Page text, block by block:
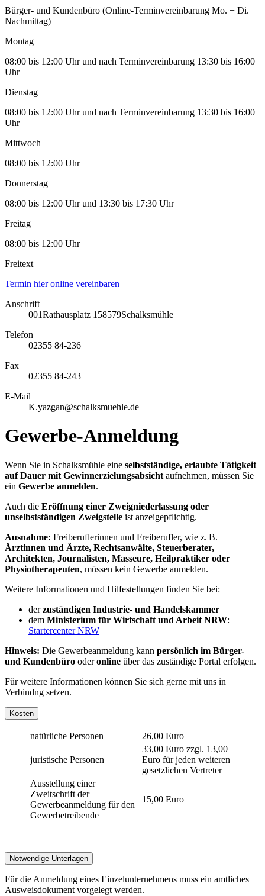
Bürger- und Kundenbüro (Online-Terminvereinbarung Mo. + Di.
Nachmittag)
Montag
08:00 bis 12:00 Uhr und nach Terminvereinbarung 13:30 bis 16:00
Uhr
Dienstag
08:00 bis 12:00 Uhr und nach Terminvereinbarung 13:30 bis 16:00
Uhr
Mittwoch
08:00 bis 12:00 Uhr
Donnerstag
08:00 bis 12:00 Uhr und 13:30 bis 17:30 Uhr
Freitag
08:00 bis 12:00 Uhr
Freitext
Termin hier online vereinbaren
Anschrift
001Rathausplatz 1 58579Schalksmühle
Telefon
02355 84-236
Fax
02355 84-243
E-Mail
K.yazgan@schalksmuehle.de
Gewerbe-Anmeldung
Wenn Sie in Schalksmühle eine selbstständige, erlaubte Tätigkeit
auf Dauer mit Gewinnerzielungsabsicht aufnehmen, müssen Sie
ein Gewerbe anmelden.
Auch die Eröffnung einer Zweigniederlassung oder
unselbstständigen Zweigstelle ist anzeigepflichtig.
Ausnahme: Freiberuflerinnen und Freiberufler, wie z. B.
Ärztinnen und Ärzte, Rechtsanwälte, Steuerberater,
Architekten, Journalisten, Masseure, Heilpraktiker oder
Physiotherapeuten, müssen kein Gewerbe anmelden.
Weitere Informationen und Hilfestellungen finden Sie bei:
derzuständigen Industrie- und Handelskammer
dem Ministerium für Wirtschaft und Arbeit NRW:
Startercenter NRW
Hinweis: Die Gewerbeanmeldung kann persönlich im Bürger-
und Kundenbüro oderonline über das zuständige Portal erfolgen.
Für weitere Informationen können Sie sich gerne mit uns in
Verbindng setzen.
Kosten
natürliche Personen 26,00 Euro
juristische Personen
33,00 Euro zzgl. 13,00
Euro für jeden weiteren
gesetzlichen Vertreter
Ausstellung einer
Zweitschrift der
Gewerbeanmeldung für den
Gewerbetreibende
15,00 Euro
Notwendige Unterlagen
Für die Anmeldung eines Einzelunternehmens muss ein amtliches
Ausweisdokument vorgelegt werden.